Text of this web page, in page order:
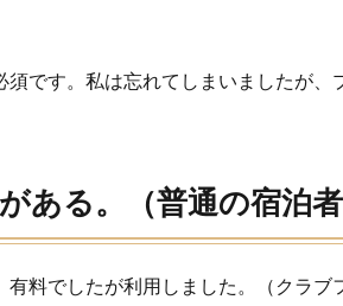
です。私は忘れてしまいましたが、
ある。（普通の宿泊者
料でしたが利用しました。（クラブ